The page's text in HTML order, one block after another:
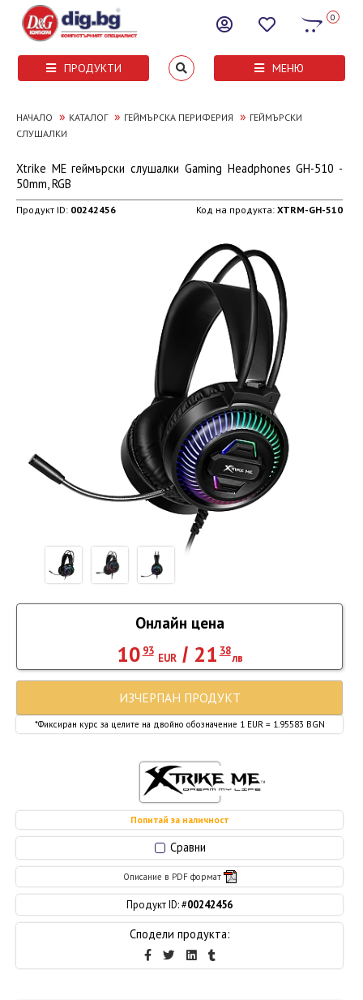
0
ПРОДУКТИ МЕНЮ
НАЧАЛО » КАТАЛОГ » ГЕЙМЪРСКА ПЕРИФЕРИЯ » ГЕЙМЪРСКИ
СЛУШАЛКИ
Xtrike ME геймърски слушалки Gaming Headphones GH-510 -
50mm, RGB
Продукт ID: 00242456 Код на продукта:XTRM-GH-510
Сравни
Описание в PDF формат
Продукт ID: #00242456
Сподели продукта:
Попитай за наличност
Онлайн цена
10 93
EUR/ 21 38
лв
*Фиксиран курс за целите на двойно обозначение 1 EUR = 1.95583 BGN
ИЗЧЕРПАН ПРОДУКТ